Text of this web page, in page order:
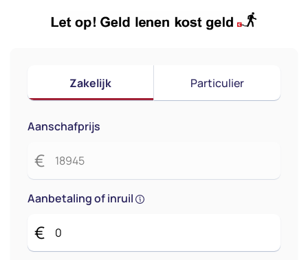
Zakelijk Particulier
Aanschafprijs
€
Aanbetaling of inruil
€